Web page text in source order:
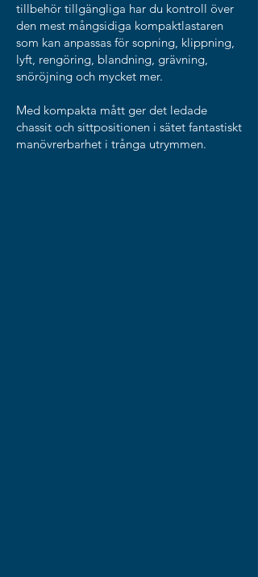
tillbehör tillgängliga har du kontroll över
den mest mångsidiga kompaktlastaren
som kan anpassas för sopning, klippning,
lyft, rengöring, blandning, grävning,
snöröjning och mycket mer.
Med kompakta mått ger det ledade
chassit och sittpositionen i sätet fantastiskt
manövrerbarhet i trånga utrymmen.